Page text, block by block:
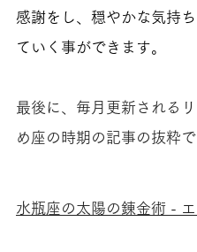
感謝をし、穏やかな気持
ていく事ができます。
最後に、毎月更新される
め座の時期の記事の抜粋で
水瓶座の太陽の錬金術 -